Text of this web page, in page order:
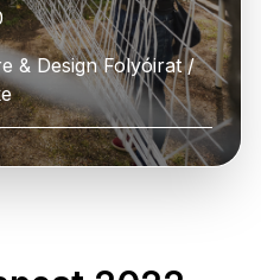
& Design Folyóirat /